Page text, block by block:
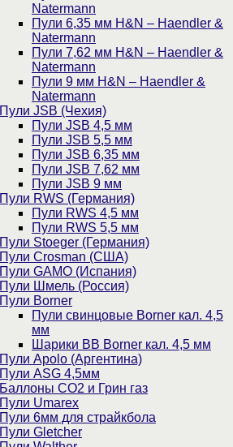
Natermann
Пули 6,35 мм H&N – Haendler &
Natermann
Пули 7,62 мм H&N – Haendler &
Natermann
Пули 9 мм H&N – Haendler &
Natermann
Пули JSB (Чехия)
Пули JSB 4,5 мм
Пули JSB 5,5 мм
Пули JSB 6,35 мм
Пули JSB 7,62 мм
Пули JSB 9 мм
Пули RWS (Германия)
Пули RWS 4,5 мм
Пули RWS 5,5 мм
Пули Stoeger (Германия)
Пули Crosman (США)
Пули GAMO (Испания)
Пули Шмель (Россия)
Пули Borner
Пули свинцовые Borner кал. 4,5
мм
Шарики BB Borner кал. 4,5 мм
Пули Apolo (Аргентина)
Пули ASG 4,5мм
Баллоны CO2 и Грин газ
Пули Umarex
Пули 6мм для страйкбола
Пули Gletcher